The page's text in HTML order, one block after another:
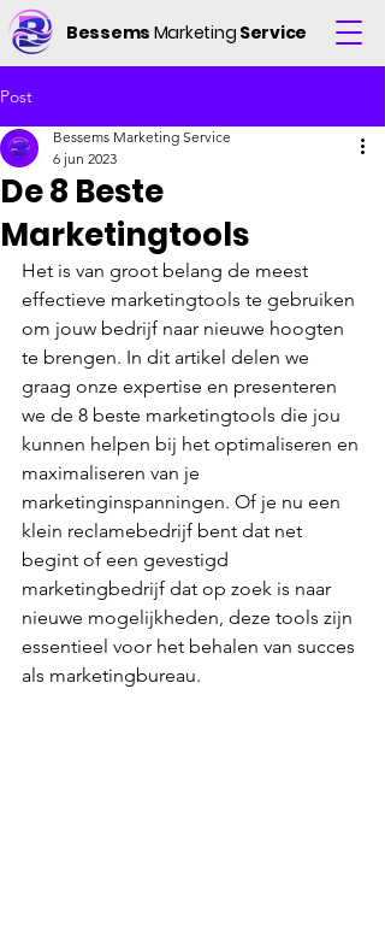
Bessems Marketing Service
Post
De 8 Beste
Marketingtools
Bessems Marketing Service
6 jun 2023
Het is van groot belang de meest
effectieve marketingtools te gebruiken
om jouw bedrijf naar nieuwe hoogten
te brengen. In dit artikel delen we
graag onze expertise en presenteren
we de 8 beste marketingtools die jou
kunnen helpen bij het optimaliseren en
maximaliseren van je
marketinginspanningen. Of je nu een
klein reclamebedrijf bent dat net
begint of een gevestigd
marketingbedrijf dat op zoek is naar
nieuwe mogelijkheden, deze tools zijn
essentieel voor het behalen van succes
als marketingbureau.